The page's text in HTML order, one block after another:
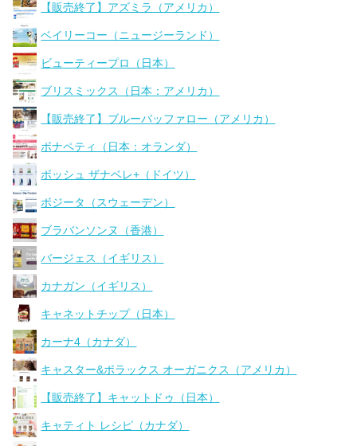
【販売終了】アズミラ（アメリカ）
ベイリーコー（ニュージーランド）
ビューティープロ（日本）
ブリスミックス（日本：アメリカ）
【販売終了】ブルーバッファロー（アメリカ）
ボナペティ（日本：オランダ）
ボッシュ ザナベレ+（ドイツ）
ボジータ（スウェーデン）
ブラバンソンヌ（香港）
バージェス（イギリス）
カナガン（イギリス）
キャネットチップ（日本）
カーナ4（カナダ）
キャスター&ポラックス オーガニクス（アメリカ）
【販売終了】キャットドゥ（日本）
キャティト レシピ（カナダ）